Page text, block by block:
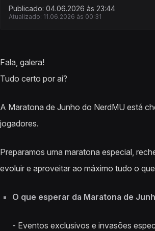
Publicado: 04.06.2026 às 23:44
Atualizado: 11.06.2026 às 00:31
Fala, galera!
Tudo certo por aí?
A Maratona de Junho do NerdMU está
jogadores.
Preparamos uma maratona especial,
evoluir e aproveitar ao máximo tudo o
O que esperar da Maratona de
- Eventos exclusivos e invasões